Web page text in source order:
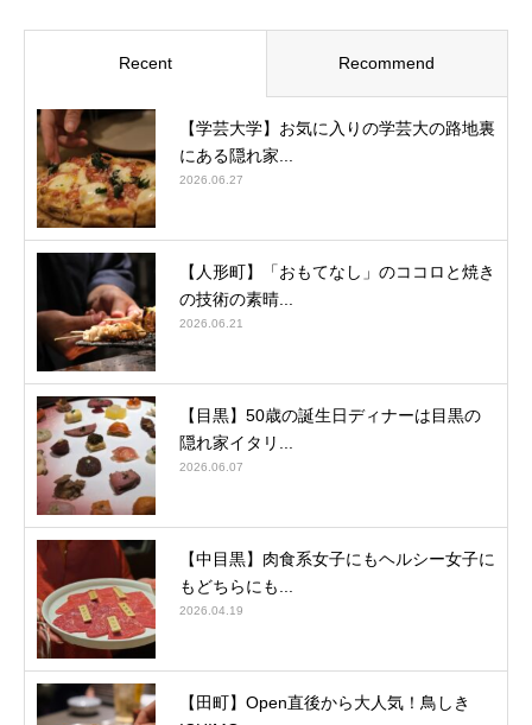
Recent Recommend
【学芸大学】お気に入りの学芸大の路地裏
にある隠れ家...
2026.06.27
【人形町】「おもてなし」のココロと焼き
の技術の素晴...
2026.06.21
【目黒】50歳の誕生日ディナーは目黒の
隠れ家イタリ...
2026.06.07
【中目黒】肉食系女子にもヘルシー女子に
もどちらにも...
2026.04.19
【田町】Open直後から大人気！鳥しき